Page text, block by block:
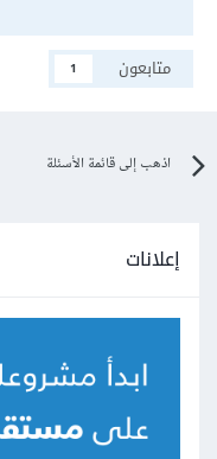
متابعون
1
اذهب إلى قائمة الأسئلة
إعلانات